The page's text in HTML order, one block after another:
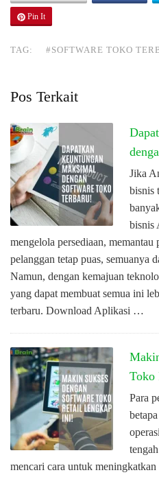
Pin It
TAG: #SOFTWARE TOKO
Pos Terkait
Jika
bisnis
bisnis
mengelola persediaan, memantau
pelanggan tetap puas, semuanya
Namun, dengan kemajuan
yang dapat membuat semua ini
terbaru. Download Aplikasi …
Toko
Para
mencari cara untuk